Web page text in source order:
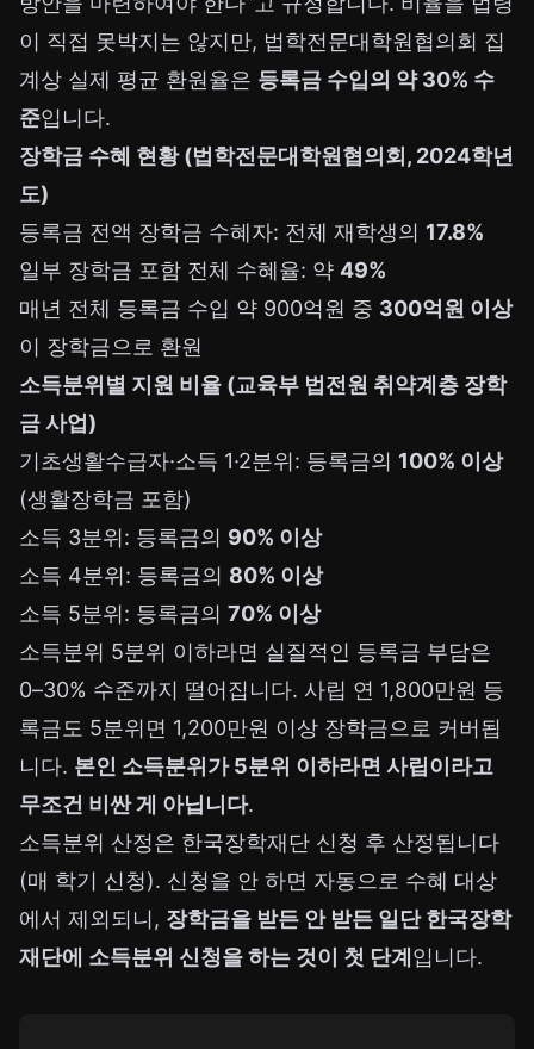
이 직접 못박지는 않지만, 법학전문대학원협의회 집
계상 실제 평균 환원율은 등록금 수입의 약 30% 수
준입니다.
장학금 수혜 현황 (법학전문대학원협의회, 2024학년
도)
등록금 전액 장학금 수혜자: 전체 재학생의 17.8%
일부 장학금 포함 전체 수혜율: 약 49%
매년 전체 등록금 수입 약 900억원 중 300억원 이상
이 장학금으로 환원
소득분위별 지원 비율 (교육부 법전원 취약계층 장학
금 사업)
기초생활수급자·소득 1·2분위: 등록금의 100% 이상
(생활장학금 포함)
소득 3분위: 등록금의 90% 이상
소득 4분위: 등록금의 80% 이상
소득 5분위: 등록금의 70% 이상
소득분위 5분위 이하라면 실질적인 등록금 부담은
0–30% 수준까지 떨어집니다. 사립 연 1,800만원 등
록금도 5분위면 1,200만원 이상 장학금으로 커버됩
니다. 본인 소득분위가 5분위 이하라면 사립이라고
무조건 비싼 게 아닙니다.
소득분위 산정은 한국장학재단 신청 후 산정됩니다
(매 학기 신청). 신청을 안 하면 자동으로 수혜 대상
에서 제외되니, 장학금을 받든 안 받든 일단 한국장학
재단에 소득분위 신청을 하는 것이 첫 단계 입니다.